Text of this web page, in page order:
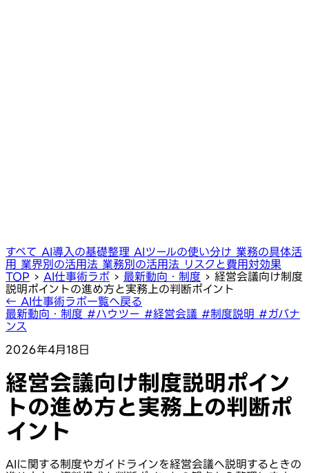
すべて AI導入の基礎整理 AIツールの使い分け 業務の具体活
用 業界別の活用法 業務別の活用法 リスクと費用対効果
TOP › AI仕事術ラボ › 最新動向・制度 › 経営会議向け制度
説明ポイントの進め方と実務上の判断ポイント
← AI仕事術ラボ一覧へ戻る
最新動向・制度 #ハウツー #経営会議 #制度説明 #ガバナ
ンス
2026年4月18日
経営会議向け制度説明ポイン
トの進め方と実務上の判断ポ
イント
AIに関する制度やガイドラインを経営会議へ説明するときの